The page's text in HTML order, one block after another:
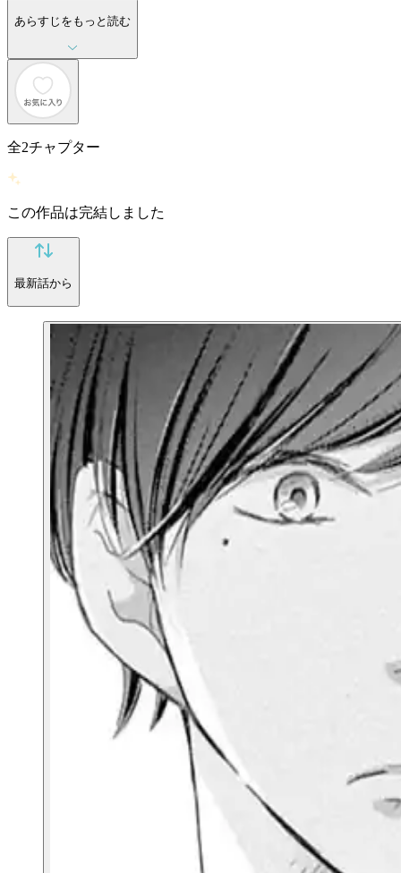
あらすじをもっと読む
全2チャプター
この作品は完結しました
最新話から